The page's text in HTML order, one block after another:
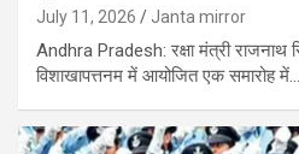
July 11, 2026 Janta mirror
Andhra Pradesh: रक्षा मंत्री
विशाखापत्तनम में आयोजित एक समारोह में…